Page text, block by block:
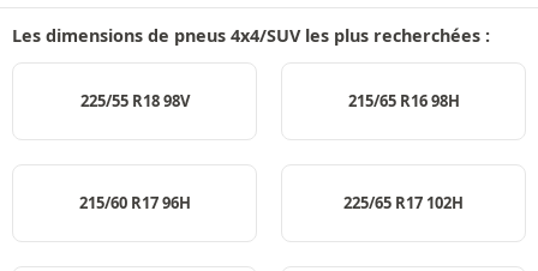
Les dimensions de pneus 4x4/SUV les plus recherchées :
225/55 R18 98V 215/65 R16 98H
215/60 R17 96H 225/65 R17 102H